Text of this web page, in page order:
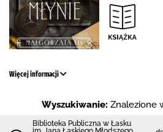
Więcej informacji
Wyszukiwanie: Znalezione
Biblioteka Publiczna w Łasku